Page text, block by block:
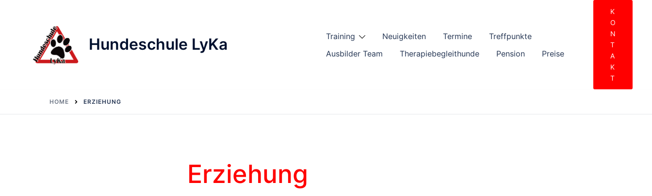
Hundeschule LyKa Training Neuigkeiten Termine
Treffpunkte
Ausbilder Team
Therapiebegleithunde Pension Preise
K
O
N
T
A
K
T
HOME ERZIEHUNG
Erziehung